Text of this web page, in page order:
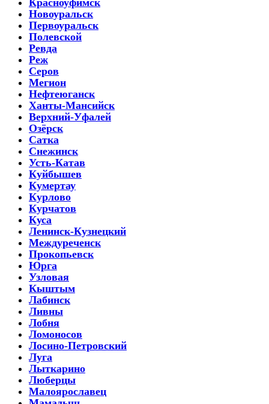
Новоуральск
Первоуральск
Полевской
Ревда
Реж
Серов
Мегион
Нефтеюганск
Ханты-Мансийск
Верхний-Уфалей
Озёрск
Сатка
Снежинск
Усть-Катав
Куйбышев
Кумертау
Курлово
Курчатов
Куса
Ленинск-Кузнецкий
Междуреченск
Прокопьевск
Юрга
Узловая
Кыштым
Лабинск
Ливны
Лобня
Ломоносов
Лосино-Петровский
Луга
Лыткарино
Люберцы
Малоярославец